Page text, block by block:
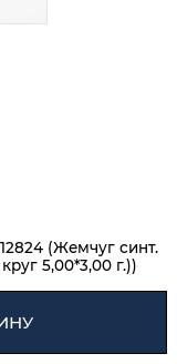
(Жемчуг синт.
5,00*3,00 г.))